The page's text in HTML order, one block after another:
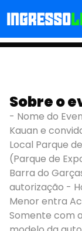
E
Sobre o
- Nome do
Kauan e
Local Parque
(Parque de
Barra do
autorização -
Menor entra
Somente com